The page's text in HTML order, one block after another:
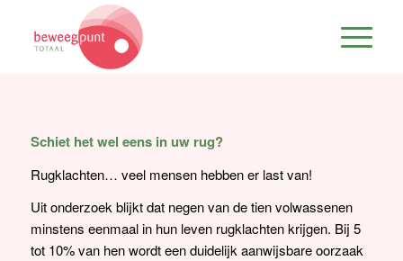
Schiet het wel eens in uw rug?
Rugklachten… veel mensen hebben er last van!
Uit onderzoek blijkt dat negen van de tien volwassenen
minstens eenmaal in hun leven rugklachten krijgen. Bij 5
tot 10% van hen wordt een duidelijk aanwijsbare oorzaak